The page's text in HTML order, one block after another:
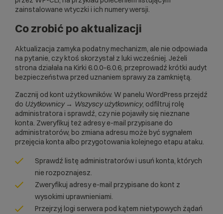
zainstalowane wtyczki i ich numery wersji.
Co zrobić po aktualizacji
Aktualizacja zamyka podatny mechanizm, ale nie odpowiada
na pytanie, czy ktoś skorzystał z luki wcześniej. Jeżeli
strona działała na Kirki 6.0.0–6.0.6, przeprowadź krótki audyt
bezpieczeństwa przed uznaniem sprawy za zamkniętą.
Zacznij od kont użytkowników. W panelu WordPress przejdź
do Użytkownicy → Wszyscy użytkownicy, odfiltruj rolę
administratora i sprawdź, czy nie pojawiły się nieznane
konta. Zweryfikuj też adresy e-mail przypisane do
administratorów, bo zmiana adresu może być sygnałem
przejęcia konta albo przygotowania kolejnego etapu ataku.
Sprawdź listę administratorów i usuń konta, których
nie rozpoznajesz.
Zweryfikuj adresy e-mail przypisane do kont z
wysokimi uprawnieniami.
Przejrzyj logi serwera pod kątem nietypowych żądań